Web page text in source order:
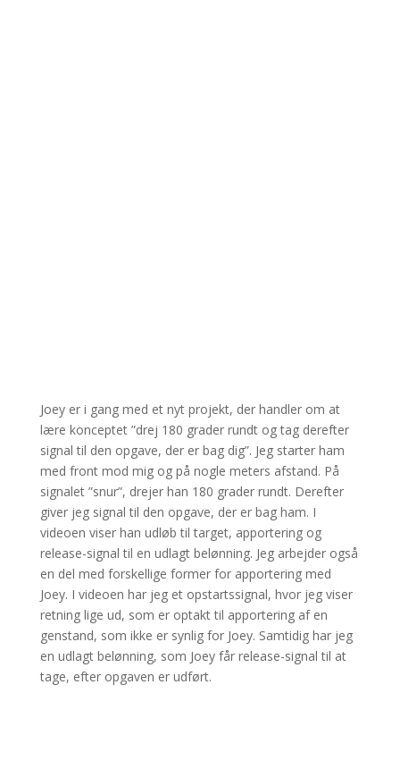
Joey er i gang med et nyt projekt, der handler om at
lære konceptet ”drej 180 grader rundt og tag derefter
signal til den opgave, der er bag dig”. Jeg starter ham
med front mod mig og på nogle meters afstand. På
signalet ”snur”, drejer han 180 grader rundt. Derefter
giver jeg signal til den opgave, der er bag ham. I
videoen viser han udløb til target, apportering og
release-signal til en udlagt belønning. Jeg arbejder også
en del med forskellige former for apportering med
Joey. I videoen har jeg et opstartssignal, hvor jeg viser
retning lige ud, som er optakt til apportering af en
genstand, som ikke er synlig for Joey. Samtidig har jeg
en udlagt belønning, som Joey får release-signal til at
tage, efter opgaven er udført.